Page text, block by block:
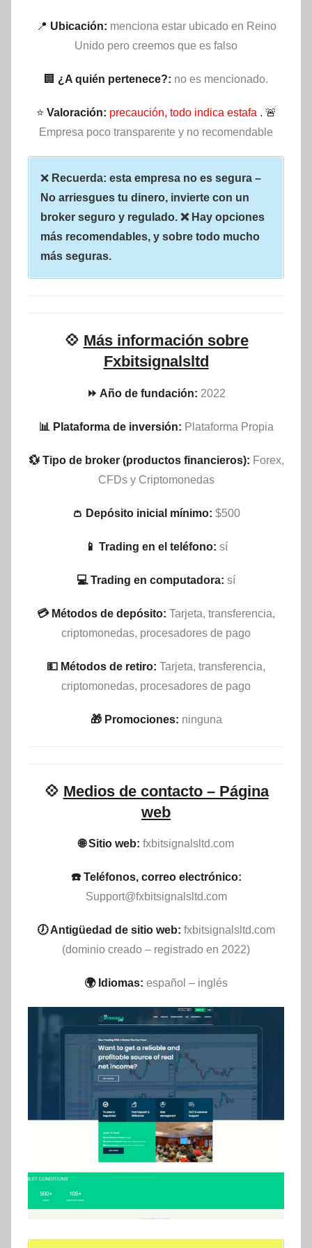
📍 Ubicación: menciona estar ubicado en Reino
Unido pero creemos que es falso
🏢 ¿A quién pertenece?: no es mencionado.
⭐ Valoración: precaución, todo indica estafa . 🚨
Empresa poco transparente y no recomendable
❌ Recuerda: esta empresa no es segura –
No arriesgues tu dinero, invierte con un
broker seguro y regulado. ❌ Hay opciones
más recomendables, y sobre todo mucho
más seguras.
💠 Más información sobre
Fxbitsignalsltd
⏩ Año de fundación: 2022
📊 Plataforma de inversión: Plataforma Propia
💱 Tipo de broker (productos financieros): Forex,
CFDs y Criptomonedas
👛 Depósito inicial mínimo: $500
📱 Trading en el teléfono: sí
💻 Trading en computadora: sí
💳 Métodos de depósito: Tarjeta, transferencia,
criptomonedas, procesadores de pago
💵​ Métodos de retiro: Tarjeta, transferencia,
criptomonedas, procesadores de pago
🎁 Promociones: ninguna
💠 Medios de contacto – Página
web
🌐 Sitio web: fxbitsignalsltd.com
☎️ Teléfonos, correo electrónico:
Support@fxbitsignalsltd.com
🕖 Antigüedad de sitio web: fxbitsignalsltd.com
(dominio creado – registrado en 2022)
🌍 Idiomas: español – inglés